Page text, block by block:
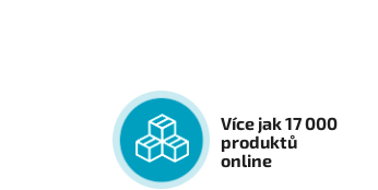
Více jak 17 000
produktů
online